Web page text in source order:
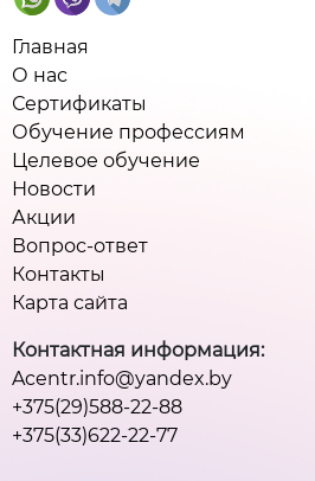
Главная
О нас
Сертификаты
Обучение профессиям
Целевое обучение
Новости
Акции
Вопрос-ответ
Контакты
Карта сайта
Контактная информация:
Acentr.info@yandex.by
+375(29)588-22-88
+375(33)622-22-77